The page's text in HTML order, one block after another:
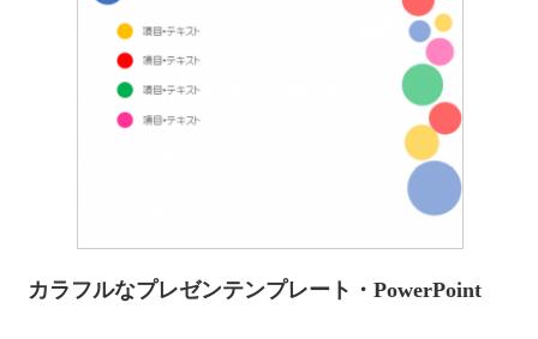
カラフルなプレゼンテンプレート・PowerPoint